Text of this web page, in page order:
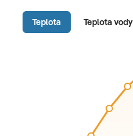
Teplota Teplota vody